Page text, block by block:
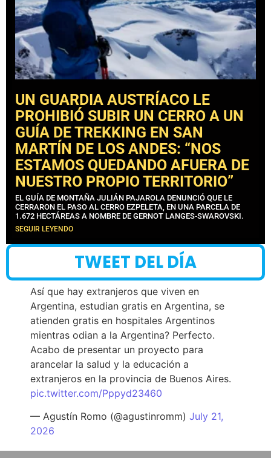
UN GUARDIA AUSTRÍACO LE
PROHIBIÓ SUBIR UN CERRO A UN
GUÍA DE TREKKING EN SAN
MARTÍN DE LOS ANDES: “NOS
ESTAMOS QUEDANDO AFUERA DE
NUESTRO PROPIO TERRITORIO”
EL GUÍA DE MONTAÑA JULIÁN PAJAROLA DENUNCIÓ QUE LE
CERRARON EL PASO AL CERRO EZPELETA, EN UNA PARCELA DE
1.672 HECTÁREAS A NOMBRE DE GERNOT LANGES-SWAROVSKI.
SEGUIR LEYENDO
TWEET DEL DÍA
Así que hay extranjeros que viven en
Argentina, estudian gratis en Argentina, se
atienden gratis en hospitales Argentinos
mientras odian a la Argentina? Perfecto.
Acabo de presentar un proyecto para
arancelar la salud y la educación a
extranjeros en la provincia de Buenos Aires.
pic.twitter.com/Pppyd23460
— Agustín Romo (@agustinromm) July 21,
2026